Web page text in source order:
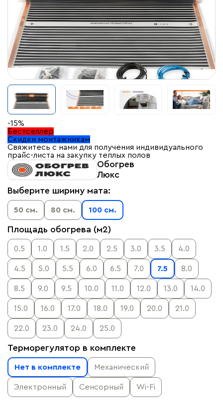
-15%
Бестселлер
Скидки монтажникам
Свяжитесь с нами для получения индивидуального
прайс-листа на закупку теплых полов
Обогрев
Люкс
Выберите ширину мата:
50 см. 80 см. 100 см.
Площадь обогрева (м2)
0.5 1.0 1.5 2.0 2.5 3.0 3.5 4.0
4.5 5.0 5.5 6.0 6.5 7.0 7.5 8.0
8.5 9.0 9.5 10.0 11.0 12.0 13.0 14.0
15.0 16.0 17.0 18.0 19.0 20.0 21.0
22.0 23.0 24.0 25.0
Терморегулятор в комплекте
Нет в комплекте Механический
Электронный Сенсорный Wi-Fi